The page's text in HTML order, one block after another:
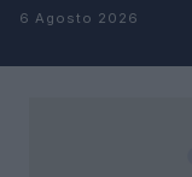
Salta al contenuto
6 Agosto 2026